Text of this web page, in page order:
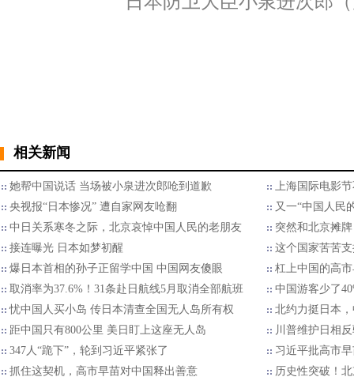
相关新闻
她帮中国说话 当场被小泉进次郎呛到道歉
上海国际电影
央视报“日本惨况” 遭自家网友呛翻
又一“中国人民
中日关系寒冬之际，北京哀悼中国人民的老朋友
突然和北京摊
接连曝光 日本如梦初醒
这个国家苦苦
爆日本首相的孙子正留学中国 中国网友傻眼
杠上中国的高
取消率为37.6%！31条赴日航线5月取消全部航班
中国游客少了
忧中国人买小岛 传日本清查全国无人岛所有权
北约力挺日本
距中国只有800公里 美日盯上这座无人岛
川普维护日相
347人“跪下”，轮到习近平紧张了
习近平批高市
抓住这契机，高市早苗对中国释出善意
历史性突破！